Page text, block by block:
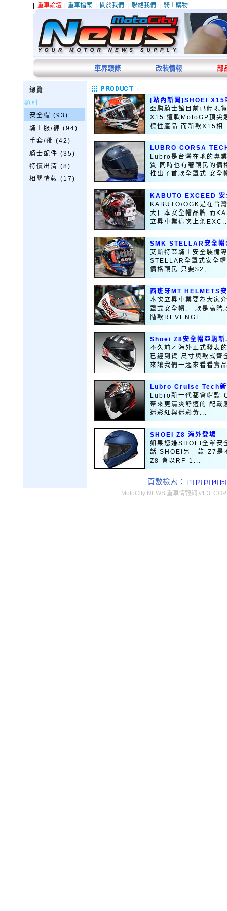
重車論壇 重車檔案 關於我們 聯絡我們 騎士購物
車界頭條 改裝情報 部
總覽
類別
安全帽 (93)
騎士服/褲 (94)
手套/靴 (42)
騎士配件 (35)
特價出清 (8)
相關情報 (17)
[站內新聞]SHOEI X15
亞駒騎士館目前已經現
X15 這款MotoGP頂尖
標性產品 而新款X15相
LUBRO CORSA
Lubro是台灣在地的專
質 同時也有著親民的
推出了首款全罩式 安全
KABUTO EXCEED 安
KABUTO/OGK是在台
大日本安全帽品牌 而
立昇車業這次上架
SMK STELLAR安全帽
艾斯特區騎士安全裝備
STELLAR全罩式安全
價格親民.只要$2,...
西班牙MT HELMETS
本次立昇車業要為大家
罩式安全帽.一款是高
階款REVENGE...
Shoei Z8安全帽亞駒新
不久前才海外正式發表
已經到貨.尺寸與款式齊
來讓我們一起來看看實
Lubro Cruise Tech新
Lubro新一代都會帽款
帶來更清爽舒適的 配戴
迷彩紅與迷彩黃...
SHOEI Z8 海外登場
如果您嫌SHOEI全罩安
話 SHOEI另一款-Z7是
Z8 會以RF-1...
頁數檢索： [1] [2] [3] [4]
MotoCity NEWS 重車情報網 v1.3